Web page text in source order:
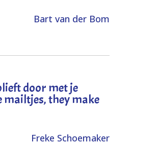
Bart van der Bom
door met je
mailtjes, they make
Freke Schoemaker